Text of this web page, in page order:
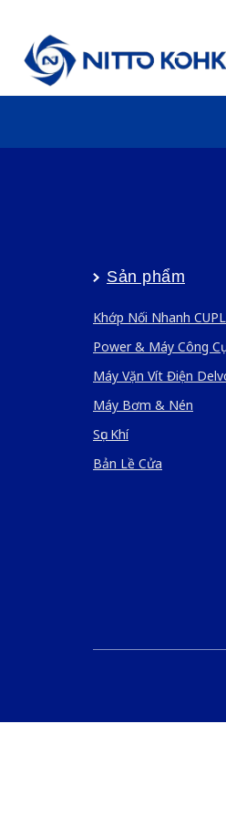
Sản phẩm
Khớp Nối Nhanh
Power & Máy Công Cụ
Máy Vặn Vít Điện
Máy Bơm & Nén
Sục Khí
Bản Lề Cửa